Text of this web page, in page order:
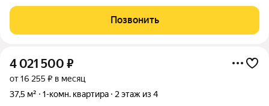
можно дойти пешком до остановки общественного
транспорта, магазинов, банка,
Позвонить
4 021 500 ₽
от 16 255 ₽ в месяц
37,5 м²
1-комн. квартира 2 этаж из 4